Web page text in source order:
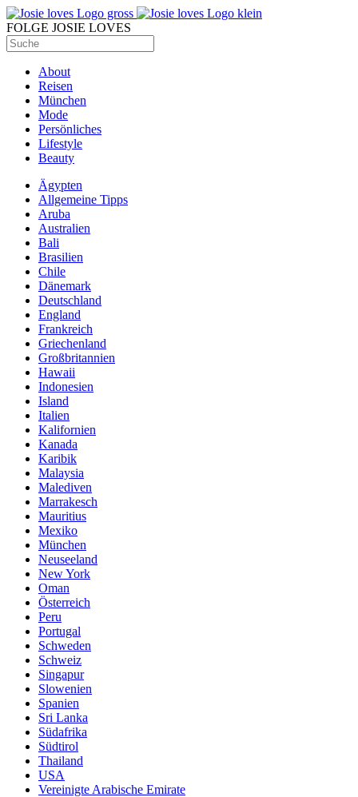
FOLGE JOSIE LOVES
About
Reisen
München
Mode
Persönliches
Lifestyle
Beauty
Ägypten
Allgemeine Tipps
Aruba
Australien
Bali
Brasilien
Chile
Dänemark
Deutschland
England
Frankreich
Griechenland
Großbritannien
Hawaii
Indonesien
Island
Italien
Kalifornien
Kanada
Karibik
Malaysia
Malediven
Marrakesch
Mauritius
Mexiko
München
Neuseeland
New York
Oman
Österreich
Peru
Portugal
Schweden
Schweiz
Singapur
Slowenien
Spanien
Sri Lanka
Südafrika
Südtirol
Thailand
USA
Vereinigte Arabische Emirate